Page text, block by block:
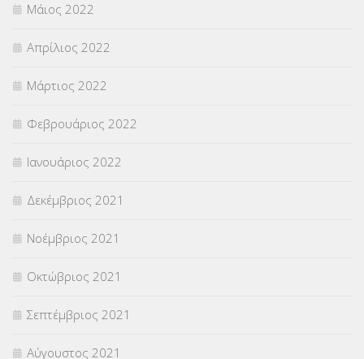
Μάιος 2022
Απρίλιος 2022
Μάρτιος 2022
Φεβρουάριος 2022
Ιανουάριος 2022
Δεκέμβριος 2021
Νοέμβριος 2021
Οκτώβριος 2021
Σεπτέμβριος 2021
Αύγουστος 2021